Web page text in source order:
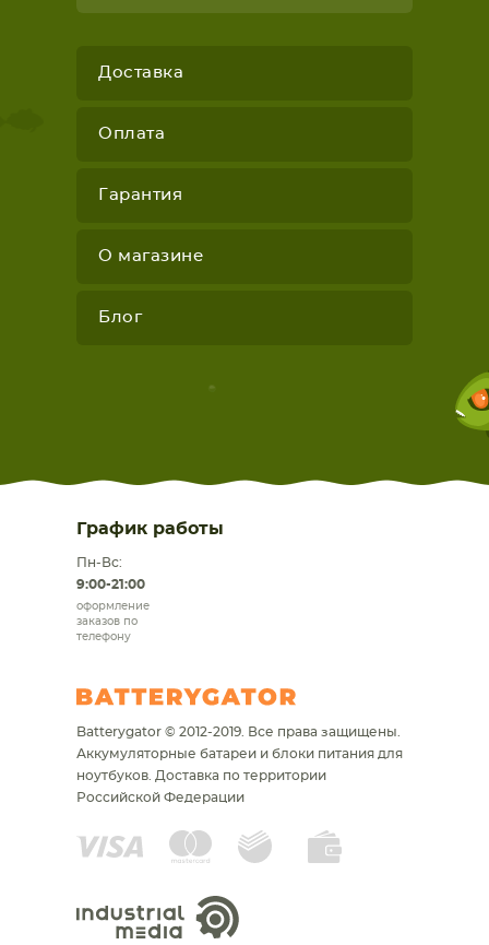
Доставка
Оплата
Гарантия
О магазине
Блог
График работы
Пн-Вс:
9:00-21:00
оформление
заказов по
телефону
Batterygator © 2012-2019. Все права защищены.
Аккумуляторные батареи и блоки питания для
ноутбуков. Доставка по территории
Российской Федерации